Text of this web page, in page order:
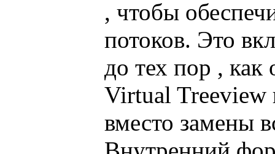
, чтобы
потоков. Это
до тех пор , как
Virtual Treeview
вместо замены